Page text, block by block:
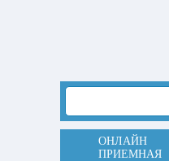
ОНЛАЙН
ПРИЕМНАЯ